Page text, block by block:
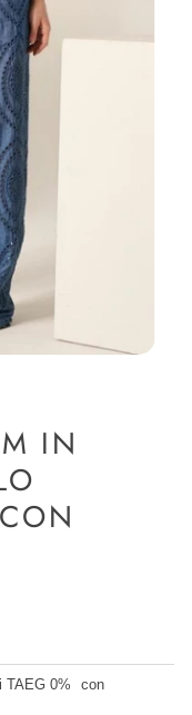
IN
TAEG 0%
con